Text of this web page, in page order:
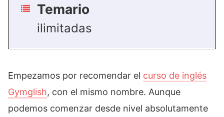
Temario
ilimitadas
Empezamos por recomendar el curso de inglés
Gymglish, con el mismo nombre. Aunque
podemos comenzar desde nivel absolutamente